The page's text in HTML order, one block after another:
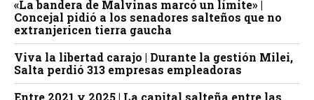
«La bandera de Malvinas marcó un límite» |
Concejal pidió a los senadores salteños que no
extranjericen tierra gaucha
Viva la libertad carajo | Durante la gestión Milei,
Salta perdió 313 empresas empleadoras
Entre 2021 y 2025 | La capital salteña entre las